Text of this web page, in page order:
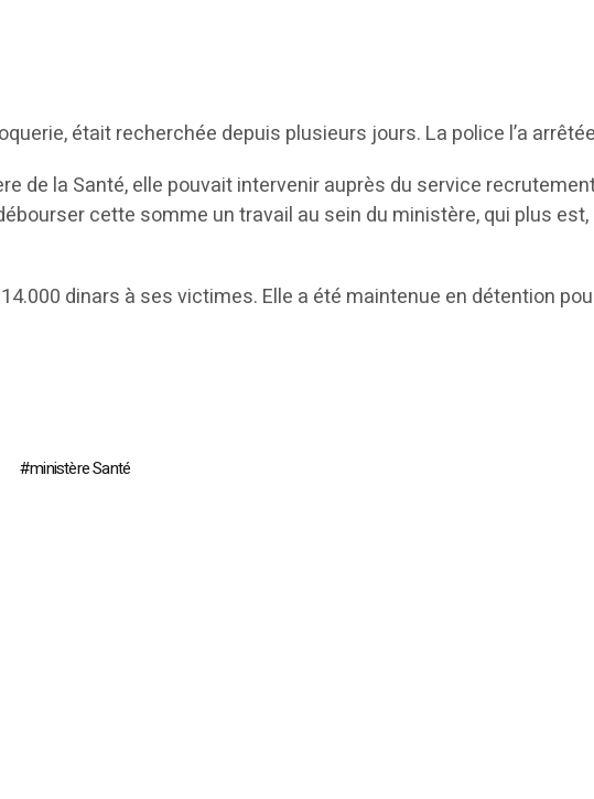
était recherchée depuis plusieurs jours. La police l’a
de la Santé, elle pouvait intervenir auprès du service
cette somme un travail au sein du ministère, qui plus
dinars à ses victimes. Elle a été maintenue en détention
ministère Santé